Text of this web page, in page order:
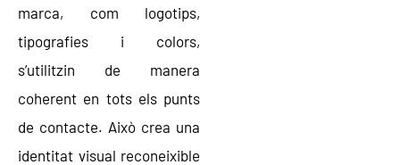
marca, com logotips,
tipografies i colors,
s’utilitzin de manera
coherent en tots els punts
de contacte. Això crea una
identitat visual reconeixible